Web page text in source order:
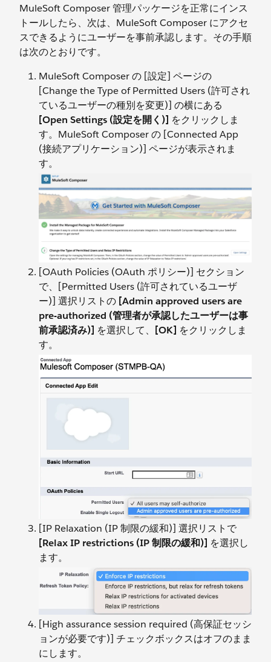
MuleSoft Composer 管理パッケージを正常にインス
トールしたら、次は、MuleSoft Composer にアクセ
スできるようにユーザーを事前承認します。その手順
は次のとおりです。
MuleSoft Composer の [設定] ページの
[Change the Type of Permitted Users (許可され
ているユーザーの種別を変更)] の横にある
[Open Settings (設定を開く)] をクリックしま
す。MuleSoft Composer の [Connected App
(接続アプリケーション)] ページが表示されま
す。
[OAuth Policies (OAuth ポリシー)] セクション
で、[Permitted Users (許可されているユーザ
ー)] 選択リストの [Admin approved users are
pre-authorized (管理者が承認したユーザーは事
前承認済み)] を選択して、 [OK] をクリックしま
す。
[IP Relaxation (IP 制限の緩和)] 選択リストで
[Relax IP restrictions (IP 制限の緩和)] を選択し
ます。
[High assurance session required (高保証セッシ
ョンが必要です)] チェックボックスはオフのまま
にします。